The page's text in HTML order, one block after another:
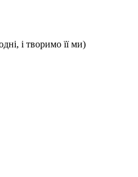
і творимо її ми)